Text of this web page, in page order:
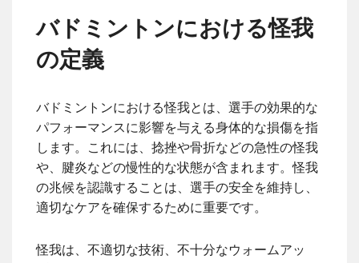
バドミントンにおける怪我
の定義
バドミントンにおける怪我とは、選手の効果的な
パフォーマンスに影響を与える身体的な損傷を指
します。これには、捻挫や骨折などの急性の怪我
や、腱炎などの慢性的な状態が含まれます。怪我
の兆候を認識することは、選手の安全を維持し、
適切なケアを確保するために重要です。
怪我は、不適切な技術、不十分なウォームアッ